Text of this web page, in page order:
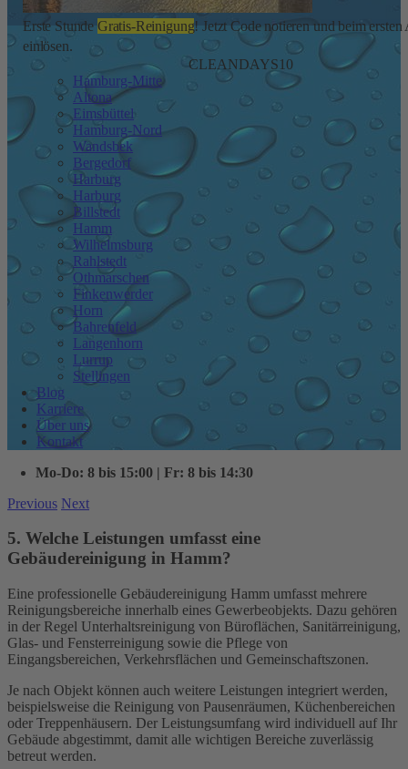
Erste Stunde Gratis-Reinigung! Jetzt Code notieren und beim ersten
einlösen.
CLEANDAYS10
Hamburg-Mitte
Altona
Eimsbüttel
Hamburg-Nord
Wandsbek
Bergedorf
Harburg
Harburg
Billstedt
Hamm
Wilhelmsburg
Rahlstedt
Othmarschen
Finkenwerder
Horn
Bahrenfeld
Langenhorn
Lurrup
Stellingen
Blog
Karriere
Über uns
Kontakt
Mo-Do: 8 bis 15:00 | Fr: 8 bis 14:30
Previous Next
5. Welche Leistungen umfasst eine
Gebäudereinigung in Hamm?
Eine professionelle Gebäudereinigung Hamm umfasst mehrere
Reinigungsbereiche innerhalb eines Gewerbeobjekts. Dazu gehören
in der Regel Unterhaltsreinigung von Büroflächen, Sanitärreinigung,
Glas- und Fensterreinigung sowie die Pflege von
Eingangsbereichen, Verkehrsflächen und Gemeinschaftszonen.
Je nach Objekt können auch weitere Leistungen integriert werden,
beispielsweise die Reinigung von Pausenräumen, Küchenbereichen
oder Treppenhäusern. Der Leistungsumfang wird individuell auf Ihr
Gebäude abgestimmt, damit alle wichtigen Bereiche zuverlässig
betreut werden.